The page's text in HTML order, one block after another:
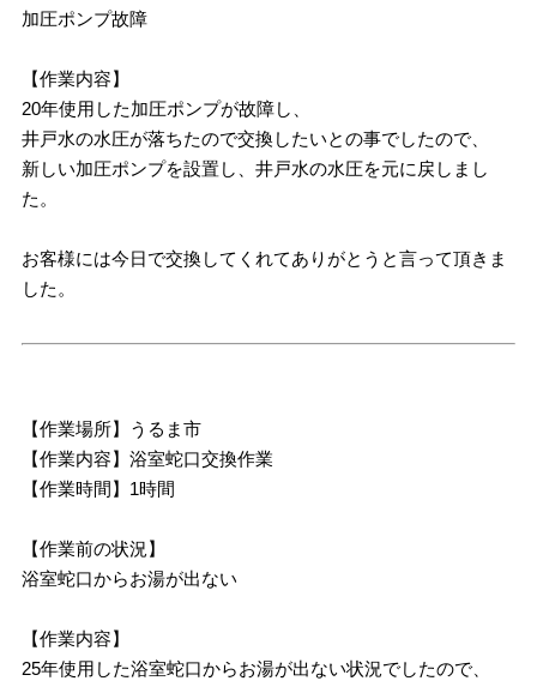
加圧ポンプ故障
【作業内容】
20年使用した加圧ポンプが故障し、
井戸水の水圧が落ちたので交換したいとの事でしたので、
新しい加圧ポンプを設置し、井戸水の水圧を元に戻しまし
た。
お客様には今日で交換してくれてありがとうと言って頂きま
した。
【作業場所】うるま市
【作業内容】浴室蛇口交換作業
【作業時間】1時間
【作業前の状況】
浴室蛇口からお湯が出ない
【作業内容】
25年使用した浴室蛇口からお湯が出ない状況でしたので、